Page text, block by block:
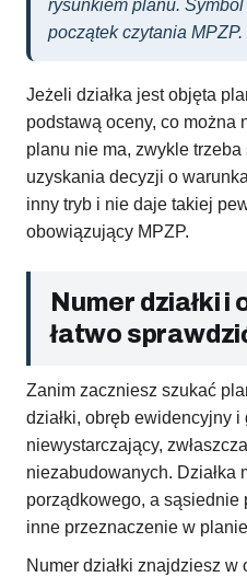
rysunkiem planu.
początek czytania MPZP.
Jeżeli działka jest objęta
podstawą oceny, co można
planu nie ma, zwykle
uzyskania decyzji o
inny tryb i nie daje takiej
obowiązujący MPZP.
Numer działki i
łatwo
Zanim zaczniesz szukać
działki, obręb ewidencyjny
niewystarczający,
niezabudowanych. Działka
porządkowego, a sąsiednie
inne przeznaczenie w
Numer działki znajdziesz w